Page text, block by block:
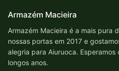
Armazém Macieira
Armazém Macieira é a mais pura
nossas portas em 2017 e
alegria para Aiuruoca.
longos anos.